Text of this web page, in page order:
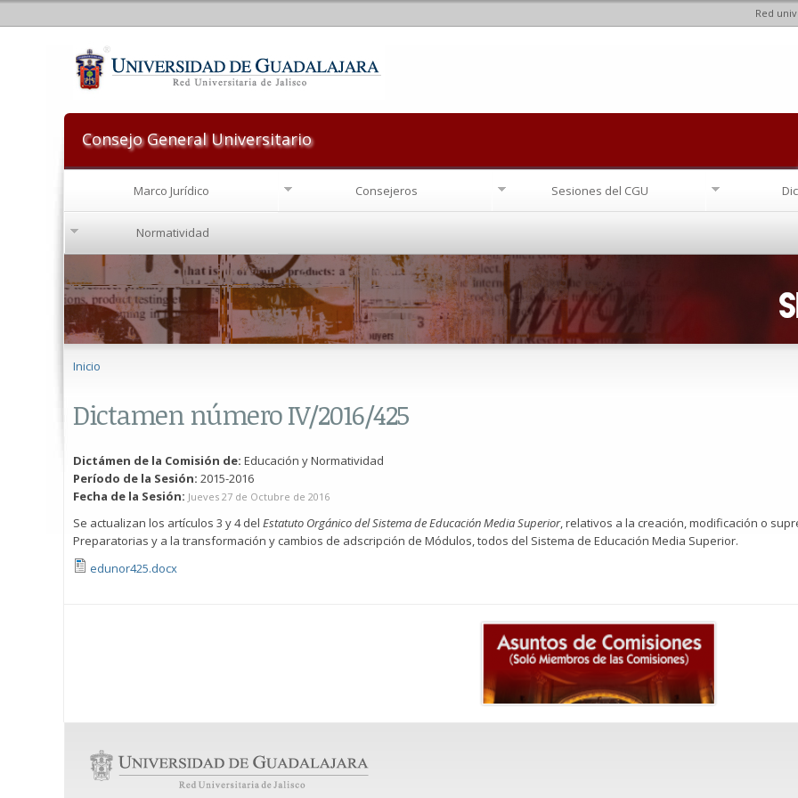
Red
Consejo General Universitario
Marco Jurídico Consejeros Sesiones del CGU
Normatividad
Inicio
Dictamen número IV/2016/425
Dictámen de la Comisión de: Educación y Normatividad
Período de la Sesión: 2015-2016
Fecha de la Sesión: Jueves 27 de Octubre de 2016
Se actualizan los artículos 3 y 4 del Estatuto Orgánico del Sistema de Educación Media Superior, relativos a la creación, modificación o
Preparatorias y a la transformación y cambios de adscripción de Módulos, todos del Sistema de Educación Media Superior.
edunor425.docx